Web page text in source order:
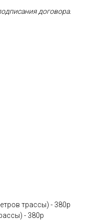
договора.
трассы) - 380p
- 380p